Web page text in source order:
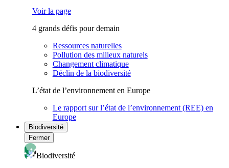
Voir la page
4 grands défis pour demain
Ressources naturelles
Pollution des milieux naturels
Changement climatique
Déclin de la biodiversité
L’état de l’environnement en Europe
Le rapport sur l’état de l’environnement (REE) en
Europe
Biodiversité
Fermer
Biodiversité